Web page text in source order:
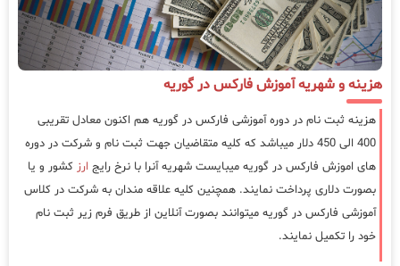
هزینه و شهریه آموزش فارکس در گوریه
هزینه ثبت نام در دوره آموزشی فارکس در گوریه هم اکنون معادل تقریبی
400 الی 450 دلار میباشد که کلیه متقاضیان جهت ثبت نام و شرکت در دوره
های اموزش فارکس در گوریه میبایست شهریه آنرا با نرخ رایج ارز کشور و یا
بصورت دلاری پرداخت نمایند. همچنین کلیه علاقه مندان به شرکت در کلاس
آموزشی فارکس در گوریه میتوانند بصورت آنلاین از طریق فرم زیر ثبت نام
خود را تکمیل نمایند.